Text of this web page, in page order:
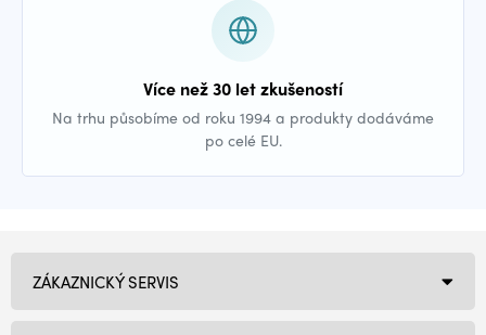
Více než 30 let zkušeností
Na trhu působíme od roku 1994 a produkty dodáváme
po celé EU.
ZÁKAZNICKÝ SERVIS